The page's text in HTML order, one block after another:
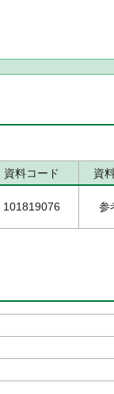
資料コード 資
101819076 参